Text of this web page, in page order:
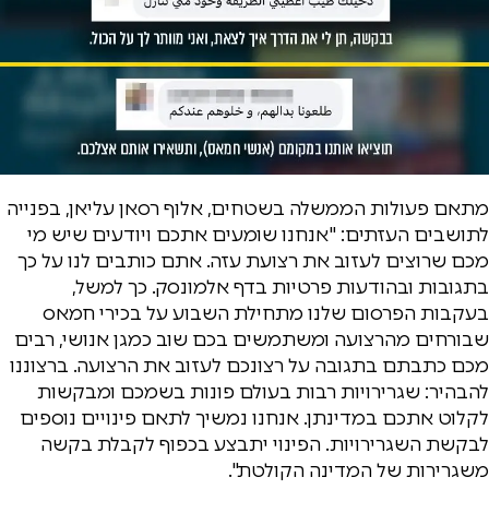
מתאם פעולות הממשלה בשטחים, אלוף רסאן עליאן, בפנייה
לתושבים העזתים: "אנחנו שומעים אתכם ויודעים שיש מי
מכם שרוצים לעזוב את רצועת עזה. אתם כותבים לנו על כך
בתגובות ובהודעות פרטיות בדף אלמונסק. כך למשל,
בעקבות הפרסום שלנו מתחילת השבוע על בכירי חמאס
שבורחים מהרצועה ומשתמשים בכם שוב כמגן אנושי, רבים
מכם כתבתם בתגובה על רצונכם לעזוב את הרצועה. ברצוננו
להבהיר: שגרירויות רבות בעולם פונות בשמכם ומבקשות
לקלוט אתכם במדינתן. אנחנו נמשיך לתאם פינויים נוספים
לבקשת השגרירויות. הפינוי יתבצע בכפוף לקבלת בקשה
משגרירות של המדינה הקולטת".